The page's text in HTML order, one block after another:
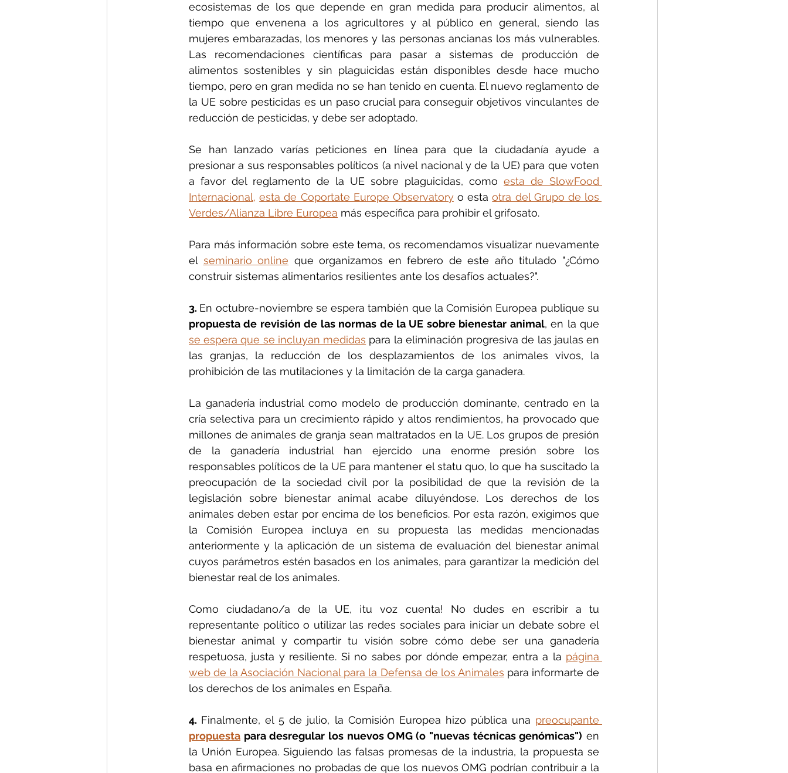
ecosistemas de los que depende en gran medida para producir alimentos, al
tiempo que envenena a los agricultores y al público en general, siendo las
mujeres embarazadas, los menores y las personas ancianas los más vulnerables.
Las recomendaciones científicas para pasar a sistemas de producción de
alimentos sostenibles y sin plaguicidas están disponibles desde hace mucho
tiempo, pero en gran medida no se han tenido en cuenta. El nuevo reglamento de
la UE sobre pesticidas es un paso crucial para conseguir objetivos vinculantes de
reducción de pesticidas, y debe ser adoptado.
Se han lanzado varías peticiones en línea para que la ciudadanía ayude a
presionar a sus responsables políticos (a nivel nacional y de la UE) para que voten
a favor del reglamento de la UE sobre plaguicidas, como esta de SlowFood
Internacional, esta de Coportate Europe Observatory o esta otra del Grupo de los
Verdes/Alianza Libre Europea más específica para prohibir el grifosato.
Para más información sobre este tema, os recomendamos visualizar nuevamente
el seminario online que organizamos en febrero de este año titulado "¿Cómo
construir sistemas alimentarios resilientes ante los desafíos actuales?".
3.
propuesta de revisión de las normas de la UE sobre bienestar animal, en la que
se espera que se incluyan medidas para la eliminación progresiva de las jaulas en
las granjas, la reducción de los desplazamientos de los animales vivos, la
prohibición de las mutilaciones y la limitación de la carga ganadera.
La ganadería industrial como modelo de producción dominante, centrado en la
cría selectiva para un crecimiento rápido y altos rendimientos, ha provocado que
millones de animales de granja sean maltratados en la UE. Los grupos de presión
de la ganadería industrial han ejercido una enorme presión sobre los
responsables políticos de la UE para mantener el statu quo, lo que ha suscitado la
preocupación de la sociedad civil por la posibilidad de que la revisión de la
legislación sobre bienestar animal acabe diluyéndose. Los derechos de los
animales deben estar por encima de los beneficios. Por esta razón, exigimos que
la Comisión Europea incluya en su propuesta las medidas mencionadas
anteriormente y la aplicación de un sistema de evaluación del bienestar animal
cuyos parámetros estén basados en los animales, para garantizar la medición del
bienestar real de los animales.
Como ciudadano/a de la UE, ¡tu voz cuenta! No dudes en escribir a tu
representante político o utilizar las redes sociales para iniciar un debate sobre el
bienestar animal y compartir tu visión sobre cómo debe ser una ganadería
respetuosa, justa y resiliente. Si no sabes por dónde empezar, entra a la página
web de la Asociación Nacional para la Defensa de los Animales para informarte de
los derechos de los animales en España.
4. Finalmente, el 5 de julio, la Comisión Europea hizo pública una
propuesta para desregular los nuevos OMG (o "nuevas técnicas genómicas") en
la Unión Europea. Siguiendo las falsas promesas de la industria, la propuesta se
basa en afirmaciones no probadas de que los nuevos OMG podrían contribuir a la